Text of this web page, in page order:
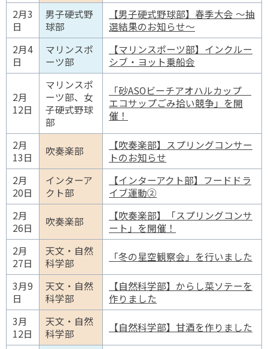
2月3
日
男子硬式野
球部
【男子硬式野球部】春季大会 ～抽
選結果のお知らせ～
2月4
日
マリンスポ
ーツ部
【マリンスポーツ部】インクルー
シブ・ヨット乗船会
2月
12日
マリンスポ
ーツ部、女
子硬式野球
部
「砂ASOビーチアオハルカップ
エコサップごみ拾い競争」を開
催！
2月
13日
吹奏楽部
【吹奏楽部】スプリングコンサー
トのお知らせ
2月
20日
インターア
クト部
【インターアクト部】フードドラ
イブ運動②
2月
26日
吹奏楽部
【吹奏楽部】「スプリングコンサ
ート」を開催！
2月
27日
天文・自然
科学部
「冬の星空観察会」を行いました
3月9
日
天文・自然
科学部
【自然科学部】からし菜ソテーを
作りました
3月
12日
天文・自然
科学部
【自然科学部】甘酒を作りました